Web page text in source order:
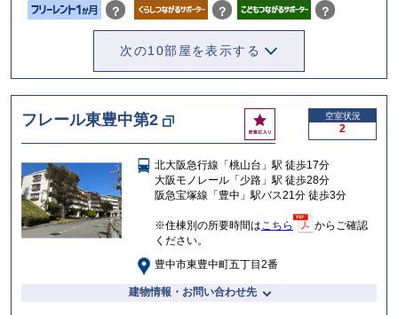
？ ？ ？
次の10部屋を表示する
フレール東豊中第2
お
気
入
り
空室状況
2
北大阪急行線「桃山台」駅 徒歩17分
大阪モノレール「少路」駅 徒歩28分
阪急宝塚線「豊中」駅バス21分 徒歩3分
※住棟別の所要時間はこちら
からご確認
ください。
豊中市東豊中町五丁目2番
建物情報・お問い合わせ先